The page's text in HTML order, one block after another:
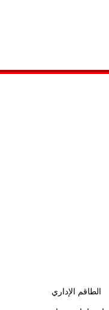
الطاقم الإداري